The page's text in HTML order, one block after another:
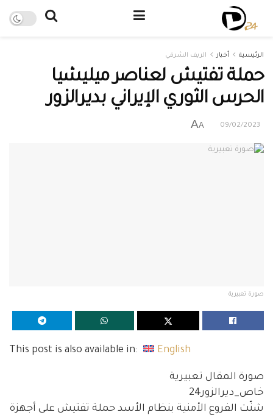
الرئيسية أخبار الريف الشرقي
حملة تفتيش لعناصر ميليشيا
الحرس الثوري الإيراني بديرالزور
09/02/2023
A
A
صورة تعبيرية
This post is also available in: English
صورة المقال تعبيرية
خاص_ديرالزور24
شنّت الفروع الأمنية بنظام الأسد حملة تفتيش على أجهزة